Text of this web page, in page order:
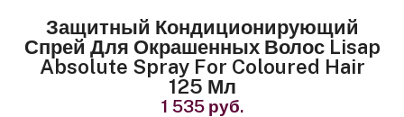
Защитный Кондиционирующий
Спрей Для Окрашенных Волос Lisap
Absolute Spray For Coloured Hair
125 Мл
1 535 руб.